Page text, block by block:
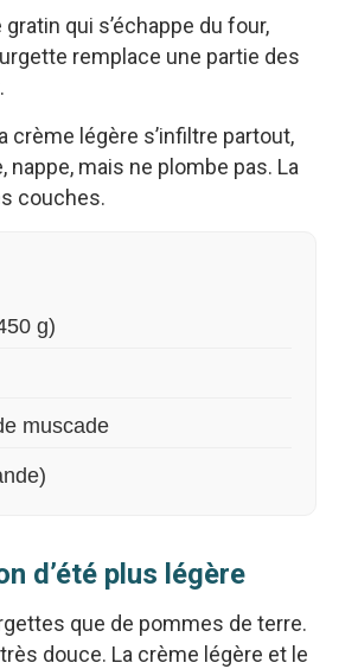
qui s’échappe du four,
remplace une partie des
crème légère s’infiltre partout,
nappe, mais ne plombe pas. La
couches.
g)
muscade
d’été plus légère
que de pommes de terre.
douce. La crème légère et le